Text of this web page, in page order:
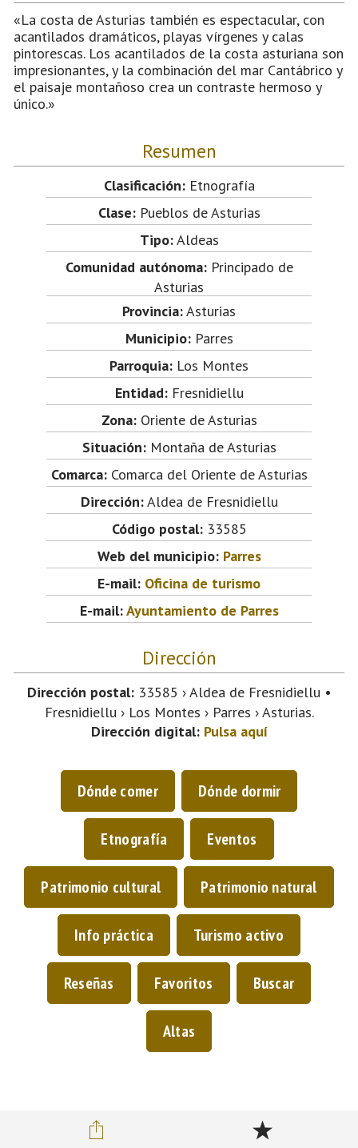
«La costa de Asturias también es espectacular, con
acantilados dramáticos, playas vírgenes y calas
pintorescas. Los acantilados de la costa asturiana son
impresionantes, y la combinación del mar Cantábrico y
el paisaje montañoso crea un contraste hermoso y
único.»
Resumen
Clasificación:Etnografía
Clase:Pueblos de Asturias
Tipo:Aldeas
Comunidad autónoma:Principado de
Asturias
Provincia:Asturias
Municipio:Parres
Parroquia: Los Montes
Entidad:Fresnidiellu
Zona:Oriente de Asturias
Situación:Montaña de Asturias
Comarca:Comarca del Oriente de Asturias
Dirección:Aldea de Fresnidiellu
Código postal:33585
Web del municipio: Parres
E-mail: Oficina de turismo
E-mail:Ayuntamiento de Parres
Dirección
Dirección postal:33585 › Aldea de Fresnidiellu •
Fresnidiellu › Los Montes › Parres › Asturias.
Dirección digital: Pulsa aquí
Dónde comer Dónde dormir
Etnografía Eventos
Patrimonio cultural Patrimonio natural
Info práctica Turismo activo
Reseñas Favoritos Buscar
Altas